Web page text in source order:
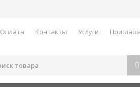
Оплата Контакты Услуги